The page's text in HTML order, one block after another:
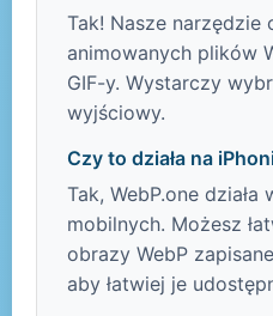
Tak! Nasze narzędzie
animowanych plików
GIF-y. Wystarczy
wyjściowy.
Czy to działa na
Tak, WebP.one
mobilnych. Możesz
obrazy WebP
aby łatwiej je